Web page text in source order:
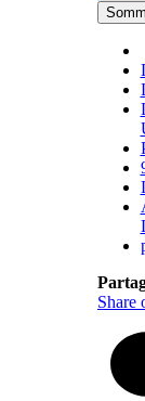
Share